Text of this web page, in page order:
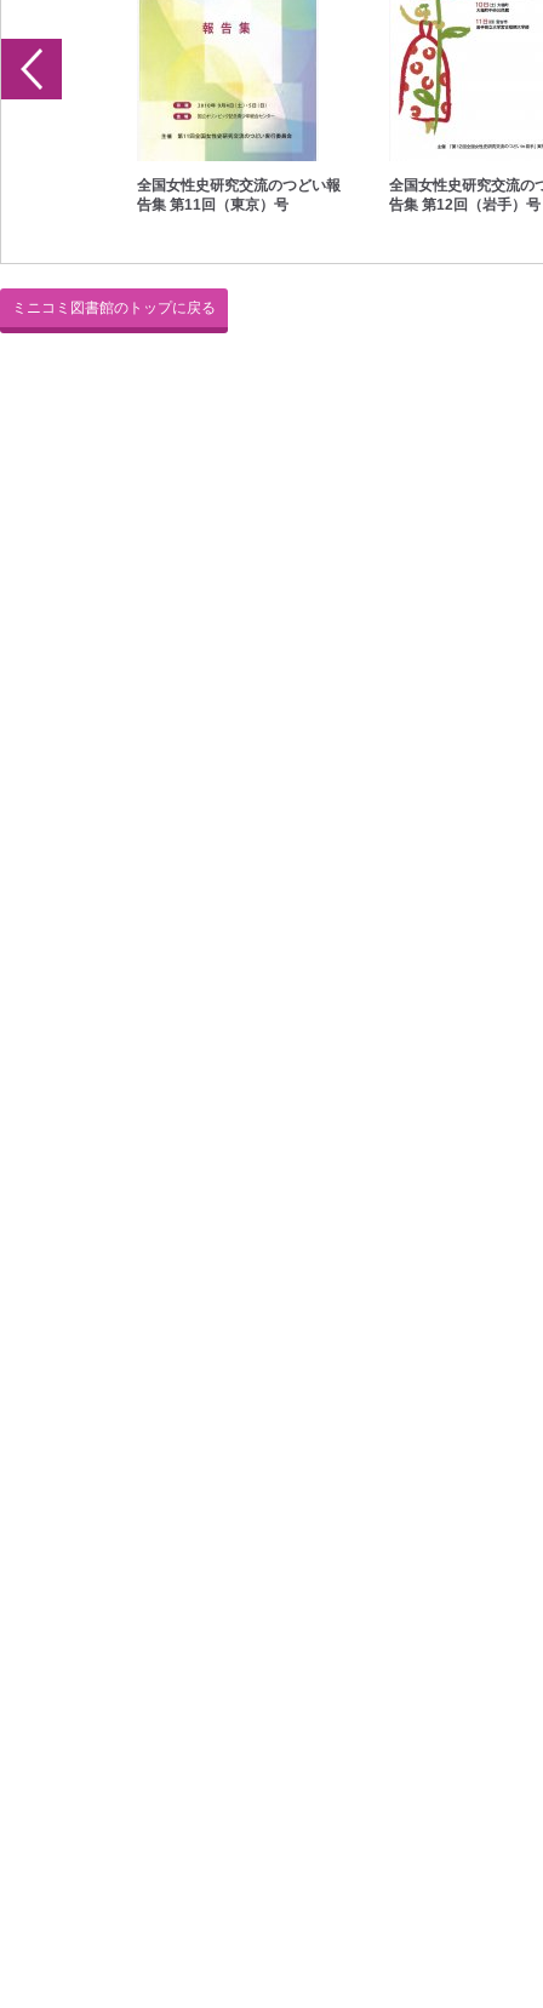
全国女性史研究交流のつどい報
告集 第11回（東京）号
全国女性史研究交流の
告集 第12回（岩手）号
ミニコミ図書館のトップに戻る